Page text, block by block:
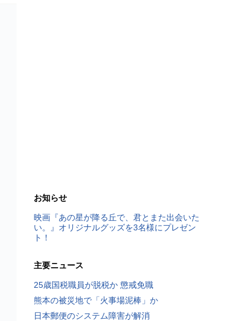
お知らせ
映画『あの星が降る丘で、君とまた出会いた
い。』オリジナルグッズを3名様にプレゼン
ト！
主要ニュース
25歳国税職員が脱税か 懲戒免職
熊本の被災地で「火事場泥棒」か
日本郵便のシステム障害が解消